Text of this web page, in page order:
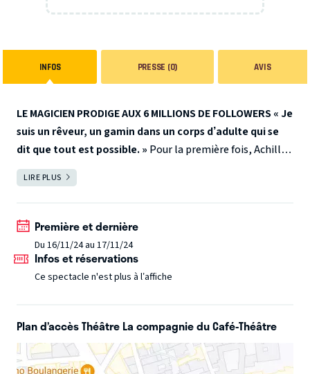
INFOS PRESSE (0) AVIS
LE MAGICIEN PRODIGE AUX 6 MILLIONS DE FOLLOWERS « Je
suis un rêveur, un gamin dans un corps d’adulte qui se
dit que tout est possible. » Pour la première fois, Achille
passe du virtuel au réel pour nous raconter son histoire :
celle d’un garçon rêveur qui cultive sa différence. Celle d’un
histoire, cela peut être la nôtre. Elle peut résonner en
chacun d’entre nous, à travers nos souvenirs et notre
imaginaire. Chapitre après chapitre, image après image, il
nous emmène avec lui. Chaque numéro est un message qui
LIRE PLUS
Première et dernière
Du 16/11/24 au 17/11/24
Infos et réservations
Ce spectacle n'est plus à l’affiche
Plan d’accès Théâtre La compagnie du Café-Théâtre